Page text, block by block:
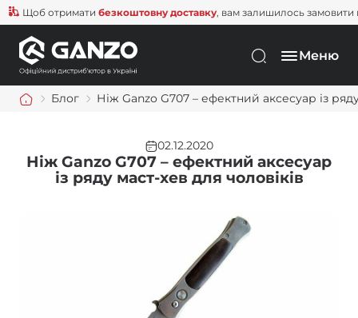
отриматибезкоштовну доставку, вам залишилось замовити ще
Меню
Блог Ніж Ganzo G707 – ефектний аксесуар із
02.12.2020
Ніж Ganzo G707 – ефектний аксесуар
із ряду маст-хев для чоловіків